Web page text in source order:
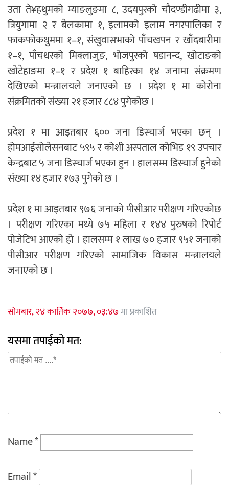
उता ते¥हथुमको म्याङलुङमा ८, उदयपुरको चौदण्डीगढीमा ३,
त्रियुगामा २ र बेलकामा १, इलामको इलाम नगरपालिका र
फाकफोकथुममा १–१, संखुवासभाको पाँचखपन र खाँदबारीमा
१–१, पाँचथरको मिक्लाजुङ, भोजपुरको षडानन्द, खोटाङको
खोटेहाङमा १–१ र प्रदेश १ बाहिरका १४ जनामा संक्रमण
देखिएको मन्त्रालयले जनाएको छ । प्रदेश १ मा कोरोना
संक्रमितको संख्या २१ हजार ८८४ पुगेकोछ ।
प्रदेश १ मा आइतबार ६०० जना डिस्चार्ज भएका छन् ।
होमआईसोलेसनबाट ५९५ र कोशी अस्पताल कोभिड १९ उपचार
केन्द्रबाट ५ जना डिस्चार्ज भएका हुन । हालसम्म डिस्चार्ज हुनेको
संख्या १४ हजार १७३ पुगेको छ ।
प्रदेश १ मा आइतबार ९७६ जनाको पीसीआर परीक्षण गरिएकोछ
। परीक्षण गरिएका मध्ये ७५ महिला र १४४ पुरुषको रिपोर्ट
पोजेटिभ आएको हो । हालसम्म १ लाख ७० हजार ९५१ जनाको
पीसीआर परीक्षण गरिएको सामाजिक विकास मन्त्रालयले
जनाएको छ ।
सोमबार, २४ कार्तिक २०७७, ०३:४७मा प्रकाशित
यसमा तपाईको मत:
Name*
Email*